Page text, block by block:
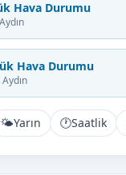
Hava Durumu
Hava Durumu
🌤️Yarın 🕐Saatlik